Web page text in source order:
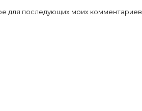
для последующих моих